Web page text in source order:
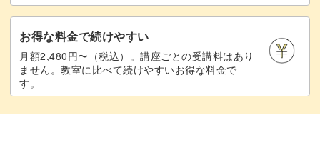
よね。
しかしこのレッスンでの作り方は、使う分だけ切ってあと
はスライスしないまま置いておいても大丈夫！
お得な料金で続けやすい
月額2,480円〜（税込）。講座ごとの受講料はあり
ません。教室に比べて続けやすいお得な料金で
す。